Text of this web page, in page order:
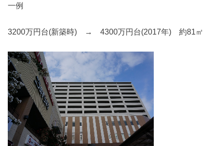
一例
3200万円台(新築時) → 4300万円台(2017年) 約81㎡